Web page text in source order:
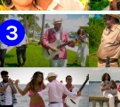
🟡 Susel Gómez